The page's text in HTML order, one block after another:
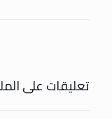
تعليقات على